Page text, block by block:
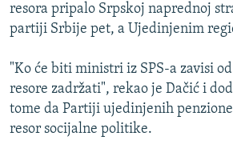
RSE PRIČE IZ SVIJETA
ISPRIČAJ MI
DNEVNO@RSE
SPECIJALI RSE
VIŠE OD NASLOVA
PRATITE NAS
resora pripalo Srpskoj naprednoj
partiji Srbije pet, a Ujedinjenim
"Ko će biti ministri iz SPS-a zavisi
resore zadržati", rekao je Dačić i
tome da Partiji ujedinjenih
resor socijalne politike.